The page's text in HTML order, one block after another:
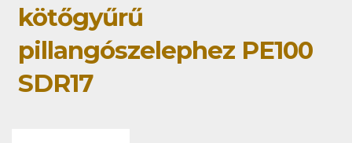
kötőgyűrű
pillangószelephez PE100
SDR17